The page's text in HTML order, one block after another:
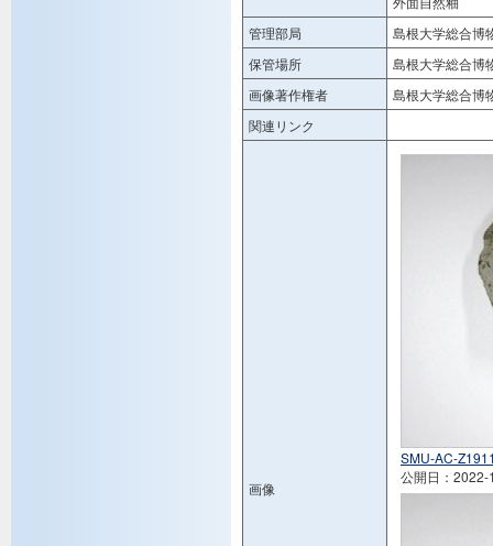
管理部局
島根大学総合博
保管場所
島根大学総合博
画像著作権者
島根大学総合博
関連リンク
画像
SMU-AC-
公開日：2022-